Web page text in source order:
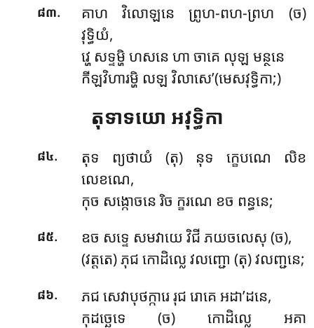
៨៣.
គាហ វិលោឡនេ ព្រូហ-ពហ-ព្រហ (ច)
វុទ្ធិយំ,
វ្ហេ សទ្ទម្ហិ ហសនេ ហា ចាគេ លុឡ មន្ថនេ
កីឡវិហារម្ហិ លឡ វិលាសេ’(មេសវុទ្ធិកា;)
តុទាទយោ អវុទ្ធិកា
៨៤.
តុទ ព្យថាយំ (តុ) នុទ ក្ខេបណេ លិខ
លេខណេ,
កុច សង្កោចនេ រិច ក្ខរណេ ខច ពន្ធនេ;
៨៥.
ឧច សទ្ទេ សមវាយេ វិជី ភយចលេសុ (ច),
(វត្តតេ) ភុជ កោដិល្លេ វលញ្ជោ (តុ) វលញ្ជនេ;
៨៦.
ភជ សេវាបុថក្ការេ រុជ រោគេ អដា’ដនេ,
កុដច្ឆេទេ (ច) កោដិល្លេ អគា